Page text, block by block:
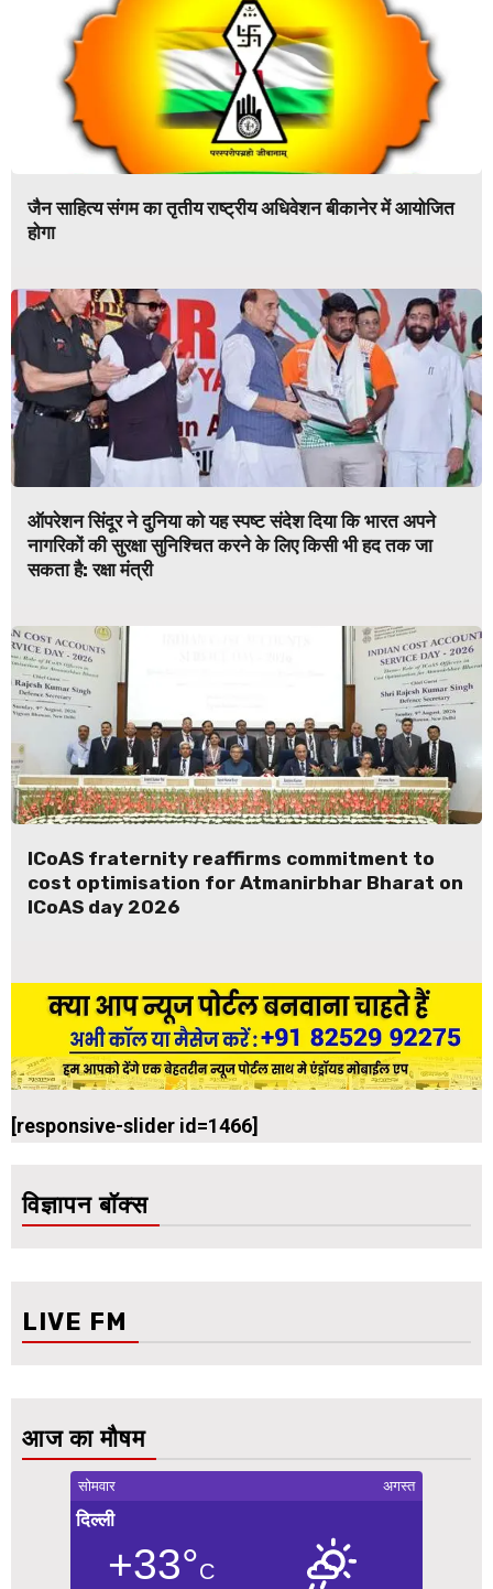
जैन साहित्य संगम का तृतीय राष्ट्रीय अधिवेशन बीकानेर में आयोजित
होगा
ऑपरेशन सिंदूर ने दुनिया को यह स्पष्ट संदेश दिया कि भारत अपने
नागरिकों की सुरक्षा सुनिश्चित करने के लिए किसी भी हद तक जा
सकता है: रक्षा मंत्री
ICoAS fraternity reaffirms commitment to
cost optimisation for Atmanirbhar Bharat on
ICoAS day 2026
[responsive-slider id=1466]
विज्ञापन बॉक्स
LIVE FM
आज का मौषम
सोमवार अगस्त
दिल्ली
+33°C